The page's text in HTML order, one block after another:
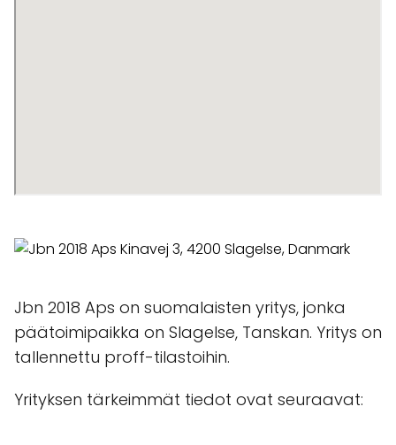
Jbn 2018 Aps on suomalaisten yritys, jonka
päätoimipaikka on Slagelse, Tanskan. Yritys on
tallennettu proff-tilastoihin.
Yrityksen tärkeimmät tiedot ovat seuraavat: